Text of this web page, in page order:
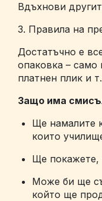
Вдъхнови
3. Правила на
Достатъчно е
опаковка – само
платнен плик и
Защо има
Ще намалите
които
Ще покажете,
Може би ще
който ще